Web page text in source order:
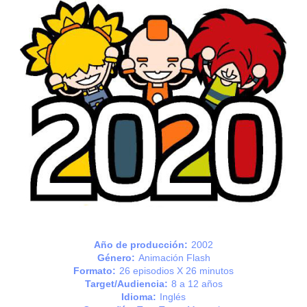
Año de producción: 2002
Género: Animación Flash
Formato: 26 episodios X 26 minutos
Target/Audiencia: 8 a 12 años
Idioma:
Inglés